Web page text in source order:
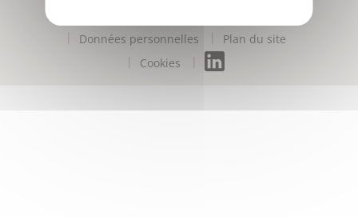
Données personnelles
Plan du site
Cookies